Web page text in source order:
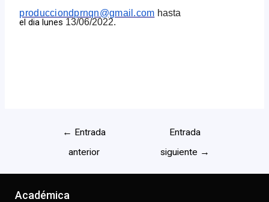
producciondprnqn@gmail.com hasta
el dia lunes 13/06/2022.
← Entrada
anterior
Entrada
siguiente →
Académica